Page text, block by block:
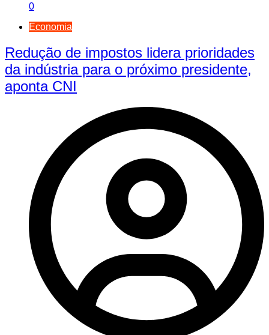
0
Economia
Redução de impostos lidera prioridades
da indústria para o próximo presidente,
aponta CNI